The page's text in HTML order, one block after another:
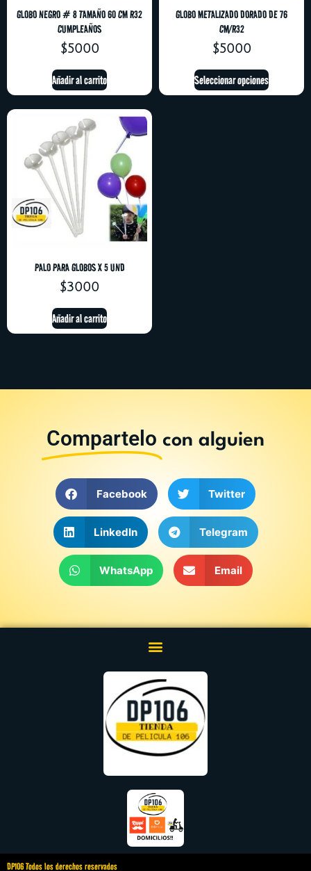
GLOBO NEGRO # 8 TAMAÑO 60 CM R32
CUMPLEAÑOS
$5000
Añadir al carrito
GLOBO METALIZADO DORADO DE 76
CM/R32
$5000
Seleccionar opciones
PALO PARA GLOBOS X 5 UND
$3000
Añadir al carrito
Compartelo con alguien
Facebook Twitter
LinkedIn Telegram
WhatsApp Email
DP106 Todos los derechos reservados